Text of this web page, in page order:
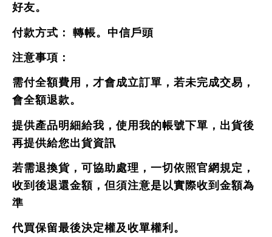
好友。
付款方式： 轉帳。中信戶頭
注意事項：
需付全額費用，才會成立訂單，若未完成交易，
會全額退款。
提供產品明細給我，使用我的帳號下單，出貨後
再提供給您出貨資訊
若需退換貨，可協助處理，一切依照官網規定，
收到後退還金額，但須注意是以實際收到金額為
準
代買保留最後決定權及收單權利。